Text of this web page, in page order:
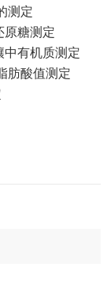
测定
原糖测定
机质测定
值测定